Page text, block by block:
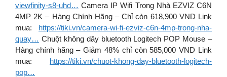
viewfinity-s8-uhd… Camera IP Wifi Trong Nhà EZVIZ C6N
4MP 2K – Hàng Chính Hãng – Chỉ còn 618,900 VND Link
mua: https://tiki.vn/camera-wi-fi-ezviz-c6n-4mp-trong-nha-
quay… Chuột không dây bluetooth Logitech POP Mouse –
Hàng chính hãng – Giảm 48% chỉ còn 585,000 VND Link
mua: https://tiki.vn/chuot-khong-day-bluetooth-logitech-
pop…